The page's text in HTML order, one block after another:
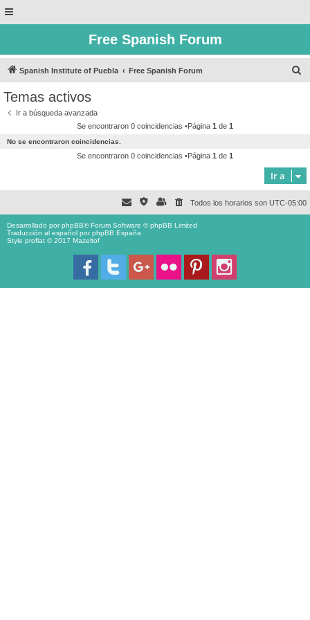
Free Spanish Forum
Spanish Institute of Puebla Free Spanish Forum
Temas activos
Ir a búsqueda avanzada
Se encontraron 0 coincidencias •Página 1 de 1
No se encontraron coincidencias.
Se encontraron 0 coincidencias •Página 1 de 1
Ir a
Todos los horarios son UTC-05:00
Desarrollado porphpBB® Forum Software © phpBB Limited
Traducción al español porphpBB España
Style proflat © 2017 Mazeltof